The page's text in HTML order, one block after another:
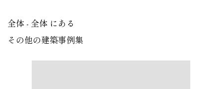
全体 - 全体 にある
その他の建築事例集